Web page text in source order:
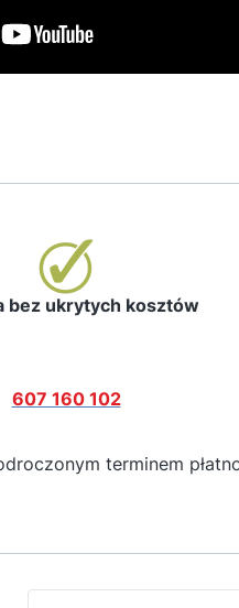
bez ukrytych kosztów
607 160 102
terminem